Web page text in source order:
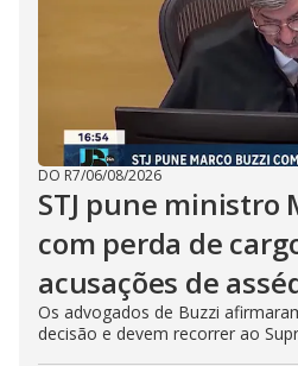
DO R7/06/08/2026
STJ pune ministro
com perda de
acusações de
Os advogados de Buzzi
decisão e devem recorrer ao